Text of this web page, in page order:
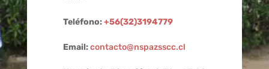
Teléfono:+56(32)3194779
Email:contacto@nspazsscc.cl